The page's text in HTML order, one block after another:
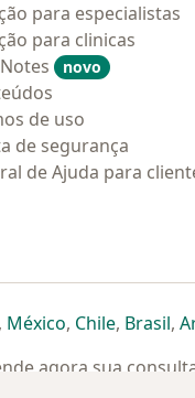
para especialistas
para clinicas
novo
de uso
de segurança
de Ajuda para
novo separador
num novo
, Méxicoabre num
, Chileabre
, Brasil,
agora sua